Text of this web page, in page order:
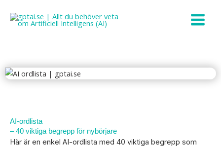
innehåll
AI-ordlista
– 40 viktiga begrepp för nybörjare
Här är en enkel AI-ordlista med 40 viktiga begrepp som